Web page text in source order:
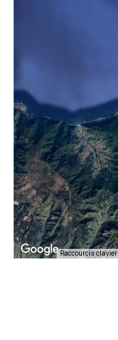
Raccourcis clavier